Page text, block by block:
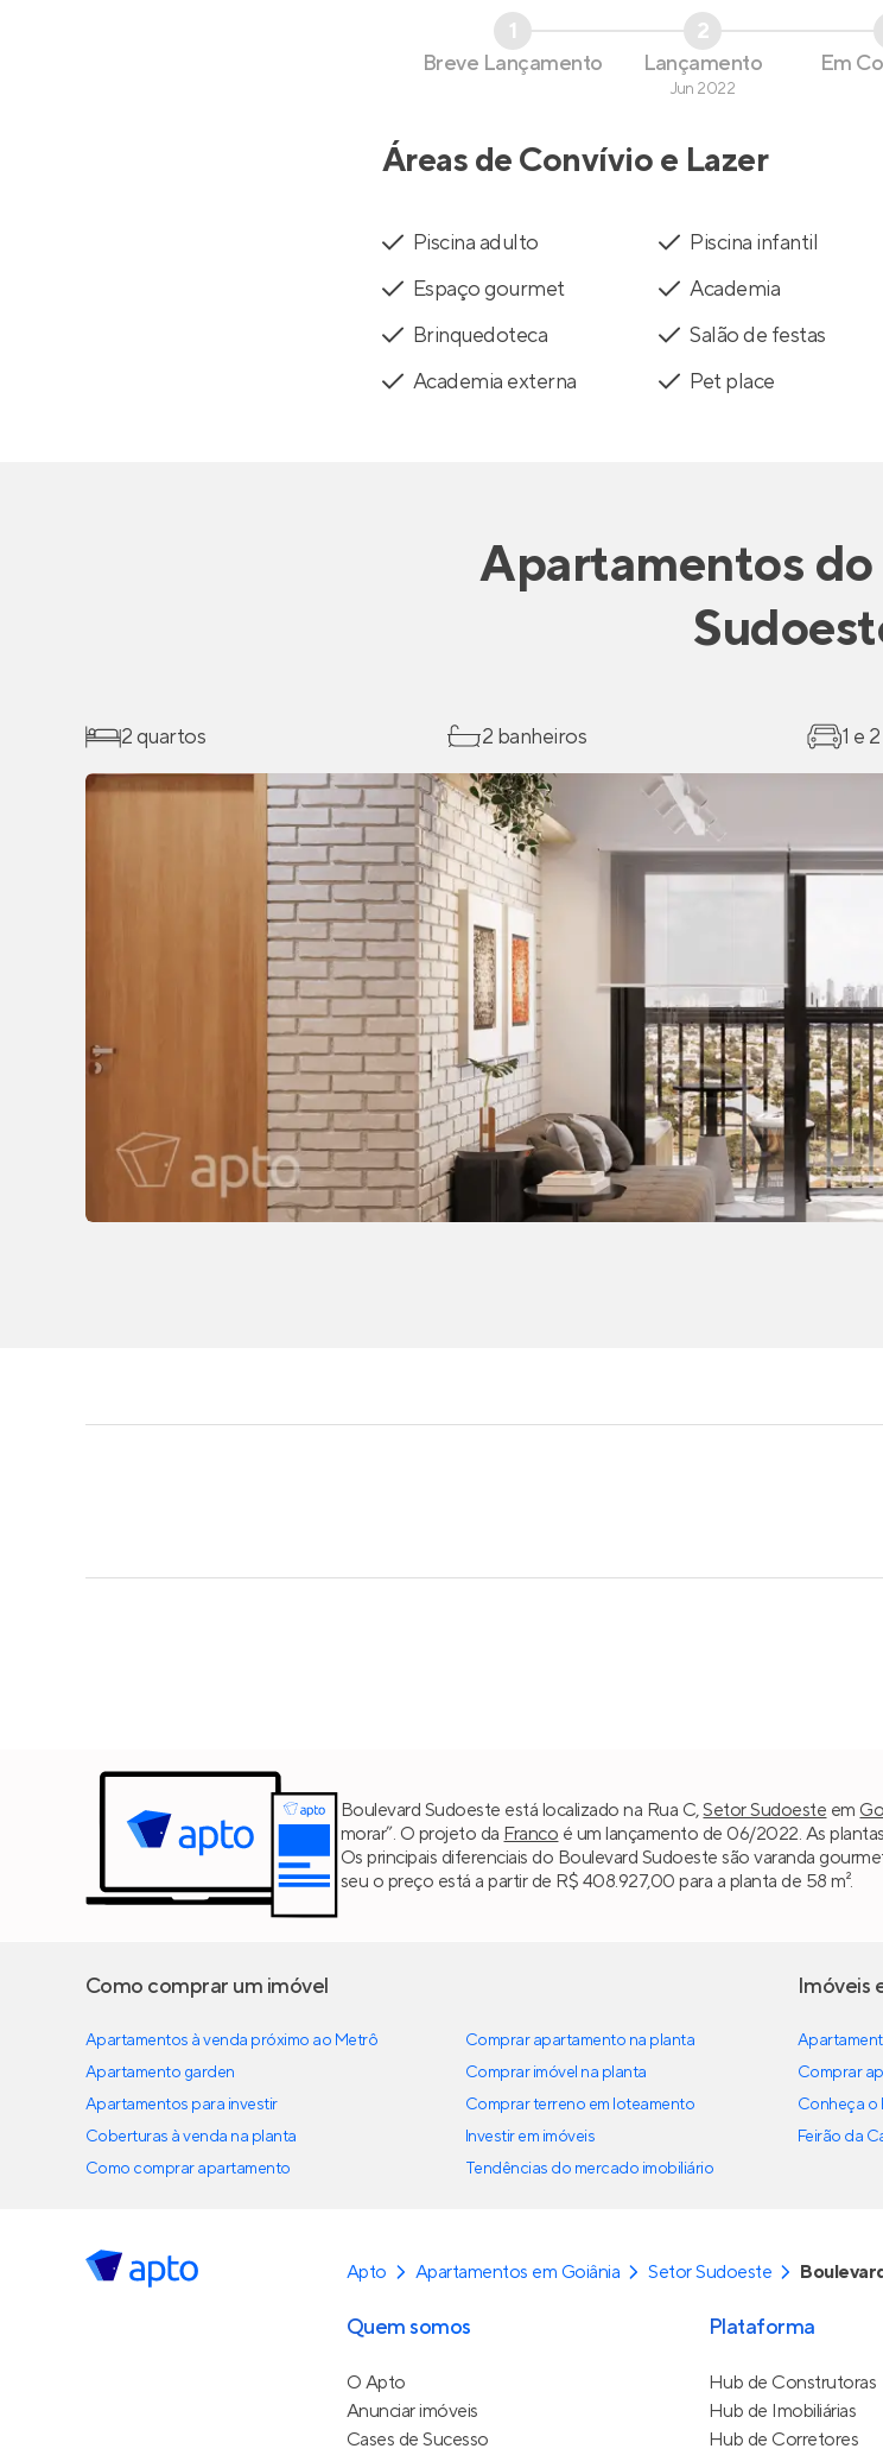
1
Breve Lançamento
2
Lançamento
Jun 2022
Em
Áreas de Convívio e Lazer
Piscina adulto Piscina infantil
Espaço gourmet
Academia
Brinquedoteca
Salão de festas
Academia externa
Pet place
Apartamentos do
2 quartos 2 banheiros 1 e
Boulevard Sudoeste está localizado na Rua C,Setor Sudoeste em
morar”. O projeto da Franco é um lançamento de 06/2022. As
Os principais diferenciais do Boulevard Sudoeste são varanda
seu o preço está a partir de R$ 408.927,00 para a planta de 58 m².
Como comprar um imóvel
Apartamentos à venda próximo ao Metrô
Apartamento garden
Apartamentos para investir
Coberturas à venda na planta
Como comprar apartamento
Comprar apartamento na planta
Comprar imóvel na planta
Comprar terreno em loteamento
Investir em imóveis
Tendências do mercado imobiliário
Imóveis
Comprar
Conheça o
Feirão da
Apto Apartamentos em Goiânia Setor Sudoeste
Quem somos
O Apto
Anunciar imóveis
Cases de Sucesso
Plataforma
Hub de Construtoras
Hub de Imobiliárias
Hub de Corretores